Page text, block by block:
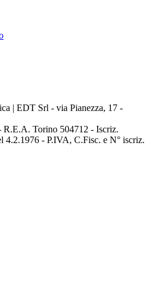
| EDT Srl - via Pianezza, 17 -
R.E.A. Torino 504712 - Iscriz.
4.2.1976 - P.IVA, C.Fisc. e N° iscriz.